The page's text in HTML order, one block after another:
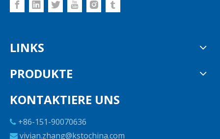
LINKS
PRODUKTE
KONTAKTIERE UNS
 +86-151-90070636
 vivian.zhang@kstochina.com